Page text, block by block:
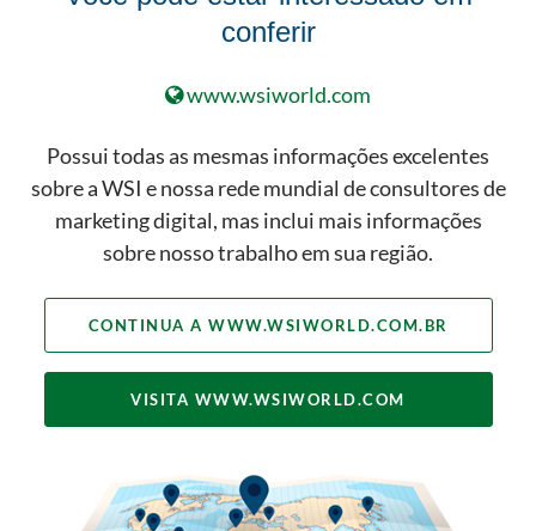
Solicite um
Palestrante WSI
Deixe seus dados de contato e um
dos nossos profissionais de
contato para uma conversa.
conferir
www.wsiworld.com
Possui todas as mesmas informações excelentes
sobre a WSI e nossa rede mundial de consultores de
marketing digital, mas inclui mais informações
sobre nosso trabalho em sua região.
CONTINUA A WWW.WSIWORLD.COM.BR
VISITA WWW.WSIWORLD.COM